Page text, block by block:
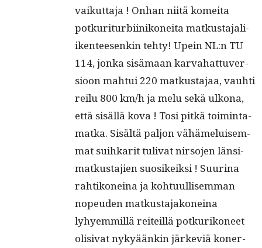
vaikut­ta­ja ! Onhan niitä komei­ta
potku­rit­ur­bi­inikonei­ta matkus­ta­jali­
iken­teesenkin tehty! Upein NL:n TU
114, jon­ka sisä­maan kar­va­hat­tuver­
sioon mah­tui 220 matkus­ta­jaa, vauhti
reilu 800 km/h ja melu sekä ulkona,
että sisäl­lä kova ! Tosi pitkä toim­inta­
mat­ka. Sisältä paljon vähämeluisem­
mat suihkar­it tuli­vat nir­so­jen län­si­
matkus­ta­jien suosikeik­si ! Suu­ri­na
rahtikoneina ja kohtu­ullisem­man
nopeu­den matkus­ta­jakoneina
lyhyem­mil­lä reit­eil­lä potkurikoneet
oli­si­vat nykyäänkin järke­viä kon­er­